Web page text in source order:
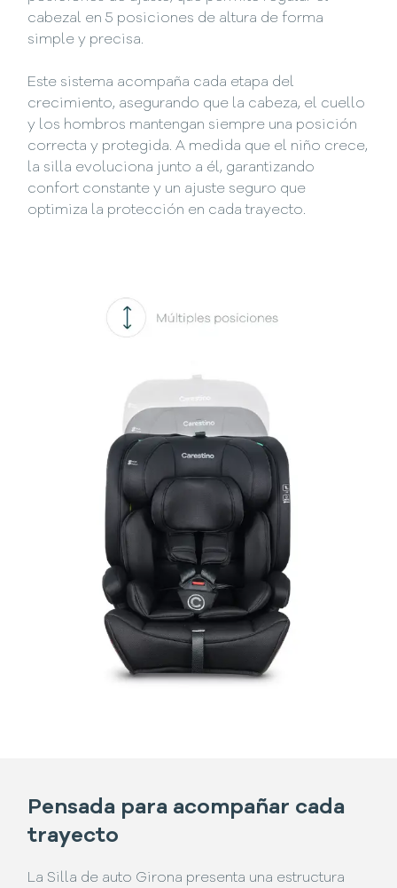
cabezal en 5 posiciones de altura de forma
simple y precisa.
Este sistema acompaña cada etapa del
crecimiento, asegurando que la cabeza, el cuello
y los hombros mantengan siempre una posición
correcta y protegida. A medida que el niño crece,
la silla evoluciona junto a él, garantizando
confort constante y un ajuste seguro que
optimiza la protección en cada trayecto.
Pensada para acompañar cada
trayecto
La Silla de auto Girona presenta una estructura